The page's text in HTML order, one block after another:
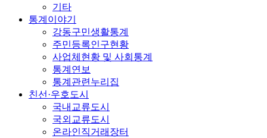
기타
통계이야기
강동구민생활통계
주민등록인구현황
사업체현황 및 사회통계
통계연보
통계관련누리집
친선·우호도시
국내교류도시
국외교류도시
온라인직거래장터